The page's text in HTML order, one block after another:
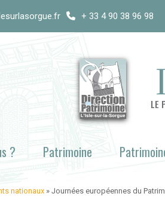
+ 33 4 90 38 96 98
LE
? Patrimoine
nationaux » Journées européennes du